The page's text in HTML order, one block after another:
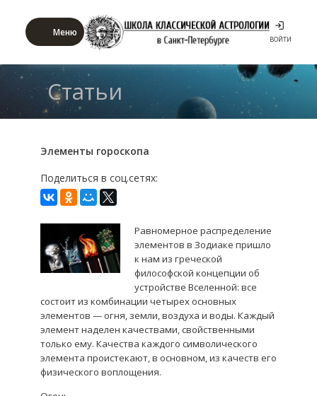
Меню
ВОЙТИ
Статьи
Элементы гороскопа
Поделиться в соц.сетях:
Равномерное распределение
элементов в Зодиаке пришло
к нам из греческой
философской концепции об
устройстве Вселенной: все
состоит из комбинации четырех основных
элементов — огня, земли, воздуха и воды. Каждый
элемент наделен качествами, свойственными
только ему. Качества каждого символического
элемента проистекают, в основном, из качеств его
физического воплощения.